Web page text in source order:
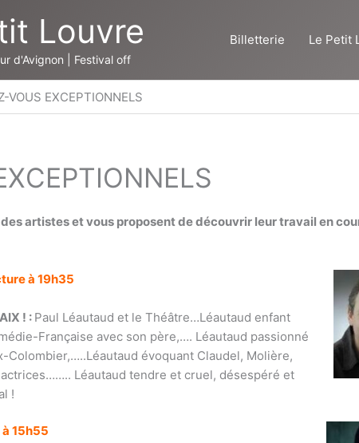
Louvre
d'Avignon | Festival off
Billetterie Le Petit
VOUS EXCEPTIONNELS
artistes et vous proposent de découvrir leur travail en
lecture à 19h35
! : Paul Léautaud et le Théâtre…Léautaud enfant
Française avec son père,…. Léautaud passionné
Colombier,…..Léautaud évoquant Claudel, Molière,
Léautaud tendre et cruel, désespéré et
!
15h55